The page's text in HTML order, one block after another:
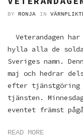
BY RONJA IN
Veterandagen
hylla alla de
Sveriges namn.
maj och hedrar
efter tjänstgöring
tjänsten.
eventet främst
READ MORE